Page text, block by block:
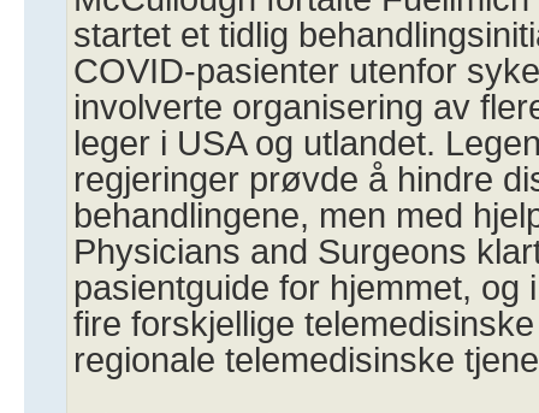
startet et tidlig
COVID-pasienter utenfor
involverte organisering av
leger i USA og utlandet.
regjeringer prøvde å hindre
behandlingene, men med
Physicians and Surgeons
pasientguide for hjemmet, og
fire forskjellige
regionale telemedisinske